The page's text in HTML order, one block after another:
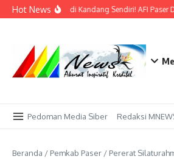
Lewati ke konten
Hot News
Bidik Emas di Kandang Sendiri! AFI Paser
Pedoman Media Siber Redaksi
Beranda / Pemkab Paser / Pererat